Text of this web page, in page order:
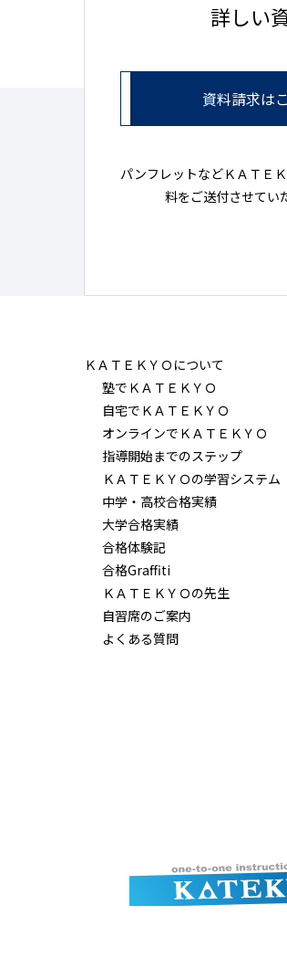
詳しい
資料請求は
パンフレットなどＫＡＴＥ
料をご送付させてい
ＫＡＴＥＫＹＯについて
塾でＫＡＴＥＫＹＯ
自宅でＫＡＴＥＫＹＯ
オンラインでＫＡＴＥＫＹＯ
指導開始までのステップ
ＫＡＴＥＫＹＯの学習システム
中学・高校合格実績
大学合格実績
合格体験記
合格Graffiti
ＫＡＴＥＫＹＯの先生
自習席のご案内
よくある質問